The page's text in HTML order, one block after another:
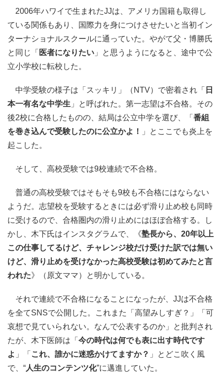
2006年ハワイで生まれたJJは、アメリカ国籍も取得し
ている関係もあり、国際力を身につけさせたいと当初イン
ターナショナルスクールに通っていた。やがて父・博勝氏
と同じ「 医者になりたい 」と思うようになると、途中で公
立小学校に転校した。
中学受験の様子は「スッキリ」（NTV）で密着され「 日
本一有名な中学生 」と呼ばれた。第一志望は不合格。その
後2校に合格したものの、結局は公立中学を選び、「 番組
を巻き込んで受験したのに公立かよ！
」とここでも炎上を
起こした。
そして、高校受験では9校連続で不合格。
普通の高校受験ではそもそも9校も不合格にはならない
ようだ。志望校を受験するときには必ず滑り止め校も同時
に受けるので、合格圏内の滑り止めにはほぼ合格する。し
かし、木下氏はインスタグラムで、《塾長から、20年以上
この仕事してるけど、チャレンジ校だけ受けた訳では無い
けど、滑り止めを受けなかった高校受験は初めてみたと言
われた》（原文ママ）と明かしている。
それで連続で不合格になることになったが、JJは不合格
を全てSNSで公開した。これまた「高望みしすぎ？」「可
哀想で見ていられない。なんで公表するのか」と批判され
たが、木下医師は「 今の時代は何でも表に出す時代です
よ 」「 これ、誰かに迷惑かけてますか？ 」とどこ吹く風
で、“人生のコンテンツ化”に邁進していた。